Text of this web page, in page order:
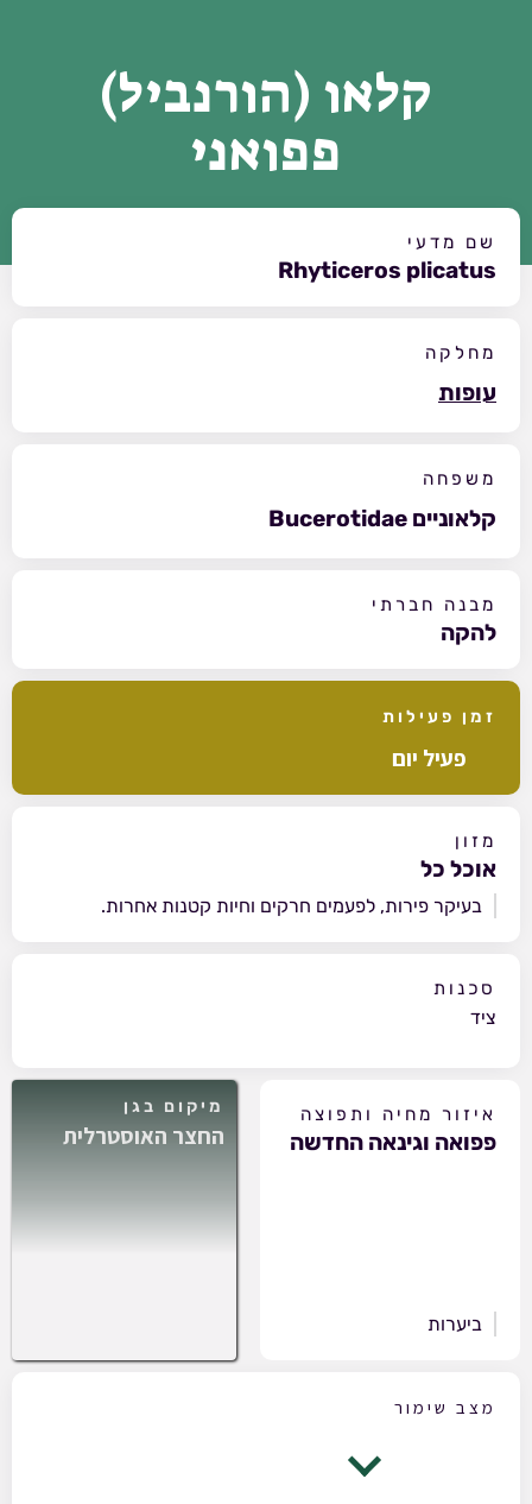
קלאו (הורנביל)
פפואני
שם מדעי
Rhyticeros plicatus
מחלקה
עופות
משפחה
קלאוניים Bucerotidae
מבנה חברתי
להקה
זמן פעילות
פעיל יום
מזון
אוכל כל
בעיקר פירות, לפעמים חרקים וחיות קטנות אחרות.
סכנות
ציד
איזור מחיה ותפוצה
פפואה וגינאה החדשה
ביערות
מיקום בגן
החצר האוסטרלית
מצב שימור